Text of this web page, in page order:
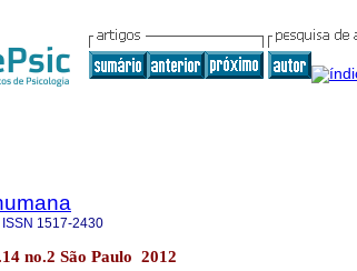
ISSN 1517-2430
no.2 São Paulo 2012